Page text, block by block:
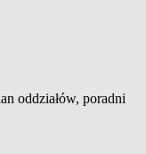
oddziałów, poradni